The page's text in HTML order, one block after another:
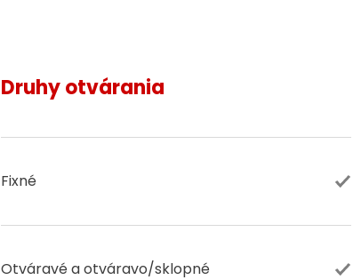
Druhy otvárania
Fixné
Otváravé a otváravo/sklopné